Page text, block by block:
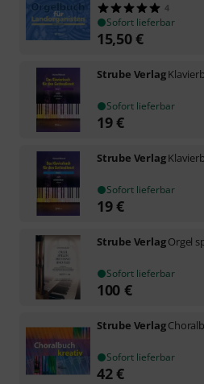
4
Sofort lieferbar
15,50€
Strube Verlag
Sofort lieferbar
19€
Strube Verlag
Sofort lieferbar
19€
Strube VerlagOrgel
Sofort lieferbar
100 €
Strube Verlag
Sofort lieferbar
42€